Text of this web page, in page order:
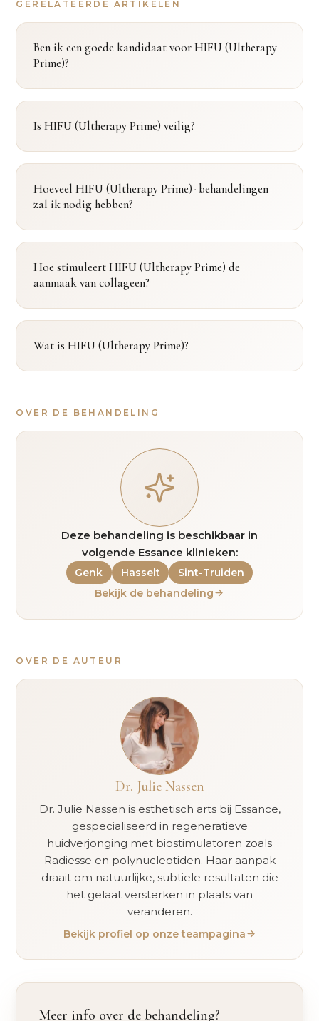
GERELATEERDE ARTIKELEN
Ben ik een goede kandidaat voor HIFU (Ultherapy
Prime)?
Is HIFU (Ultherapy Prime) veilig?
Hoeveel HIFU (Ultherapy Prime)- behandelingen
zal ik nodig hebben?
Hoe stimuleert HIFU (Ultherapy Prime) de
aanmaak van collageen?
Wat is HIFU (Ultherapy Prime)?
OVER DE BEHANDELING
Deze behandeling is beschikbaar in
volgende Essance klinieken:
Genk Hasselt
Sint-Truiden
Bekijk de behandeling
OVER DE AUTEUR
Dr. Julie Nassen
Dr. Julie Nassen is esthetisch arts bij Essance,
gespecialiseerd in regeneratieve
huidverjonging met biostimulatoren zoals
Radiesse en polynucleotiden. Haar aanpak
draait om natuurlijke, subtiele resultaten die
het gelaat versterken in plaats van
veranderen.
Bekijk profiel op onze teampagina
Meer info over de behandeling?